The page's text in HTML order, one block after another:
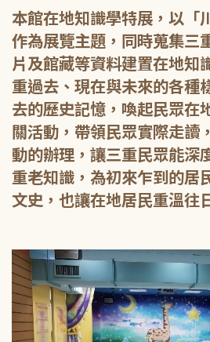
本館在地知識學特展，以「
作為展覽主題，同時蒐集三
片及館藏等資料建置在地知
重過去、現在與未來的各種
去的歷史記憶，喚起民眾在
關活動，帶領民眾實際走讀
動的辦理，讓三重民眾能深
重老知識，為初來乍到的居
文史，也讓在地居民重溫往